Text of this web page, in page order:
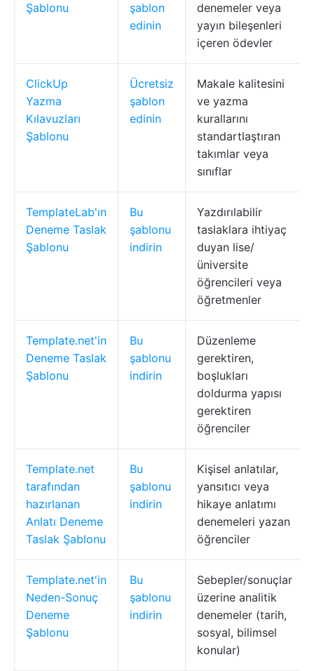
Şablonu
şablon
edinin
denemeler veya
yayın bileşenleri
içeren ödevler
ClickUp
Yazma
Kılavuzları
Şablonu
Ücretsiz
şablon
edinin
Makale kalitesini
ve yazma
kurallarını
standartlaştıran
takımlar veya
sınıflar
TemplateLab'ın
Deneme Taslak
Şablonu
Bu
şablonu
indirin
Yazdırılabilir
taslaklara ihtiyaç
duyan lise/
üniversite
öğrencileri veya
öğretmenler
Template.net'in
Deneme Taslak
Şablonu
Bu
şablonu
indirin
Düzenleme
gerektiren,
boşlukları
doldurma yapısı
gerektiren
öğrenciler
Template.net
tarafından
hazırlanan
Anlatı Deneme
Taslak Şablonu
Bu
şablonu
indirin
Kişisel anlatılar,
yansıtıcı veya
hikaye anlatımı
denemeleri yazan
öğrenciler
Template.net'in
Neden-Sonuç
Deneme
Şablonu
Bu
şablonu
indirin
Sebepler/sonuçlar
üzerine analitik
denemeler (tarih,
sosyal, bilimsel
konular)